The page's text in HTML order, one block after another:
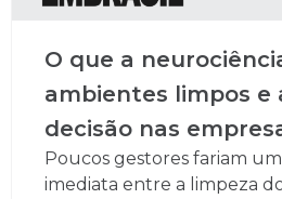
O que a
ambientes limpos e
decisão nas
Poucos gestores fariam
imediata entre a limpeza